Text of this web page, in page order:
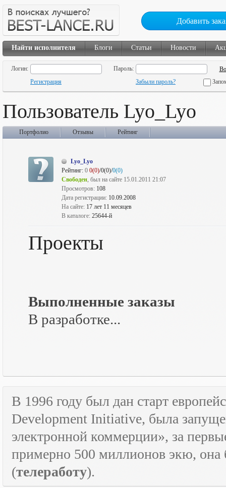
Добавить
Найти исполнителя Блоги Статьи Новости
Логин:
Пароль:
Регистрация
Забыли пароль?
Пользователь Lyo_Lyo
Портфолио Отзывы Рейтинг
Lyo_Lyo
Рейтинг: 0 0(0)/0(0)/0(0)
Свободен, был на сайте 15.01.2011 21:07
Просмотров: 108
Дата регистрации: 10.09.2008
На сайте: 17 лет 11 месяцев
В каталоге: 25644-й
Проекты
Выполненные заказы
В разработке...
В 1996 году был дан старт
Development Initiative, была
электронной коммерции», за
примерно 500 миллионов экю, она
(телеработу).